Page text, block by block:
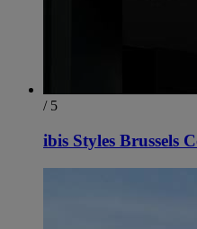
/ 5
ibis Styles Brussels